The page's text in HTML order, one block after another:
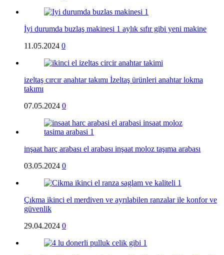
İyi durumda buzlaş makinesi 1 aylık sıfır gibi yeni makine
11.05.2024 0
izeltaş cırcır anahtar takımı İzeltaş ürünleri anahtar lokma
takımı
07.05.2024 0
inşaat harç arabası el arabası inşaat moloz taşıma arabası
03.05.2024 0
Çıkma ikinci el merdiven ve ayrılabilen ranzalar ile konfor ve
güvenlik
29.04.2024 0